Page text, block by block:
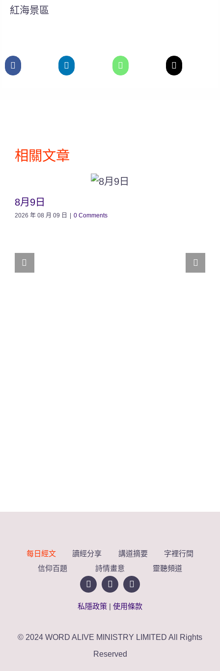
紅海景區
相關文章
8月9日
2026 年 08 月 09 日 | 0 Comments
每日經文 讀經分享 講道摘要
字裡行間
信仰百題
詩情畫意 靈聽頻道
私隱政策 | 使用條款
© 2024 WORD ALIVE MINISTRY LIMITED All Rights
Reserved